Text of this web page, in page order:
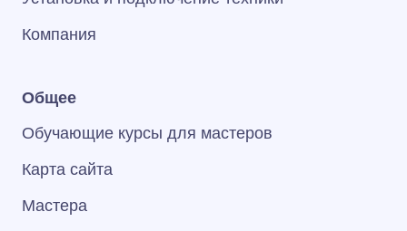
Компания
Общее
Обучающие курсы для мастеров
Карта сайта
Мастера